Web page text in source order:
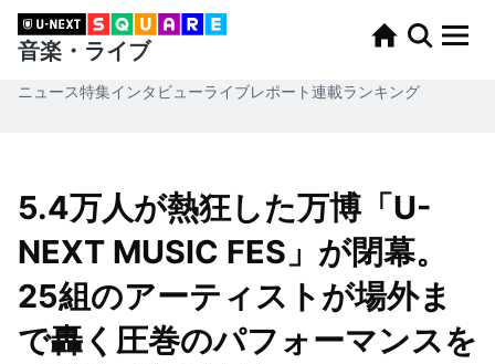
音楽・ライブ
ニュース特集インタビューライブレポート連載ランキング
5.4万人が熱狂した万博「U-
NEXT MUSIC FES」が閉幕。
25組のアーティストが場外ま
で轟く圧巻のパフォーマンスを